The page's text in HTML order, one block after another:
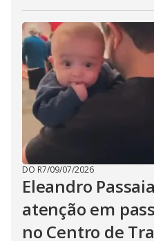
DO R7/09/07/2026
Eleandro
atenção em
no Centro de